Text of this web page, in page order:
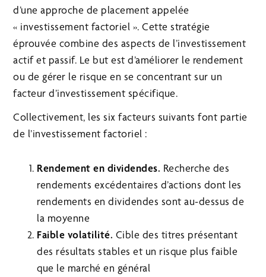
d’une approche de placement appelée
« investissement factoriel ». Cette stratégie
éprouvée combine des aspects de l’investissement
actif et passif. Le but est d’améliorer le rendement
ou de gérer le risque en se concentrant sur un
facteur d’investissement spécifique.
Collectivement, les six facteurs suivants font partie
de l’investissement factoriel :
Rendement en dividendes. Recherche des
rendements excédentaires d’actions dont les
rendements en dividendes sont au-dessus de
la moyenne
Faible volatilité. Cible des titres présentant
des résultats stables et un risque plus faible
que le marché en général